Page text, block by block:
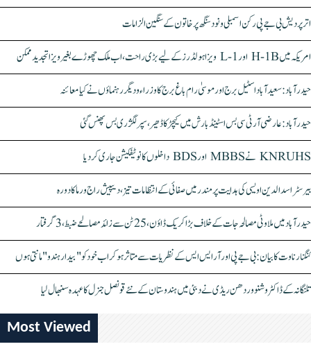
اتر پردیش بی جے پی رکن اسمبلی ونود سنگھ پر خاتون کے سنگین الزامات
امریکہ میں H-1B اور L-1 ویزا ہولڈرز کے لیے بڑی راحت، اب ملک چھوڑے بغیر ویزا تجدید ممکن
حیدرآباد: سعیدآباد اسٹیل برج اور موسیٰ رام باغ برج کا وزراء و دیگر رہنماؤں نے کیا معائنہ
حیدرآباد: عارضی آر ٹی سی بس اسٹینڈ بارش میں کیچڑ کا ڈھیر، سپر لگژری بس پھنس گئی
KNRUHS نے MBBS اور BDS داخلوں کا نوٹیفکیشن جاری کر دیا
بیرسٹر اسدالدین اویسی کی ہدایت پر مندر میں صفائی کے انتظامات تیز، دیپیش راج ورما کا دورہ
حیدرآباد میں ملاوٹی مصالحہ جات کے خلاف بڑا کریک ڈاؤن، 25 ٹن سے زائد مصالحے ضبط، 3 گرفتار
کنگنا رناوت کا بیان: بی جے پی اور آر ایس ایس کے نظریات سے متاثر ہو کر اب خود کو "بیدار ہندو" مانتی ہوں
تلنگانہ کے ڈاکٹر وشنو وردھن ریڈی نے دبئی میں ہندوستان کے نئے قونصل جنرل کا عہدہ سنبھال لیا
Most Viewed